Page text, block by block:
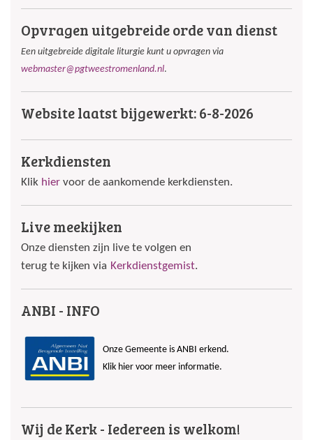
Opvragen uitgebreide orde van dienst
Een uitgebreide digitale liturgie kunt u opvragen via
webmaster@pgtweestromenland.nl.
Website laatst bijgewerkt: 6-8-2026
Kerkdiensten
Klik hier voor de aankomende kerkdiensten.
Live meekijken
Onze diensten zijn live te volgen en
terug te kijken via Kerkdienstgemist.
ANBI - INFO
Onze Gemeente is ANBI erkend.
Klik hier voor meer informatie.
Wij de Kerk - Iedereen is welkom!